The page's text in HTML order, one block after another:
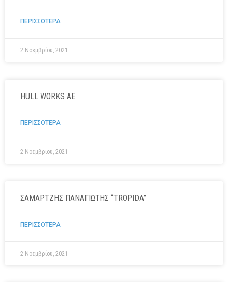
ΠΕΡΙΣΣΟΤΕΡΑ
2 Νοεμβρίου, 2021
HULL WORKS AE
ΠΕΡΙΣΣΟΤΕΡΑ
2 Νοεμβρίου, 2021
ΣΑΜΑΡΤΖΗΣ ΠΑΝΑΓΙΩΤΗΣ “TROPIDA”
ΠΕΡΙΣΣΟΤΕΡΑ
2 Νοεμβρίου, 2021